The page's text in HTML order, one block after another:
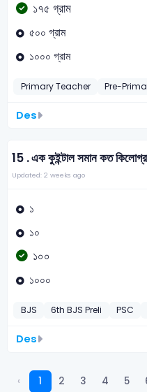
১৭৫ গ্রাম
৫০০ গ্রাম
১০০০ গ্রাম
Primary Teacher Pre-
Des
15 .এক কুইন্টাল সমান কত
Updated: 2 weeks ago
১
১০
১০০
১০০০
BJS 6th BJS Preli PSC
Des
‹ 1 2 3 4 5